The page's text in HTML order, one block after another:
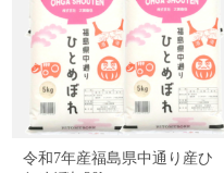
令和7年産福島県中通り産ひ